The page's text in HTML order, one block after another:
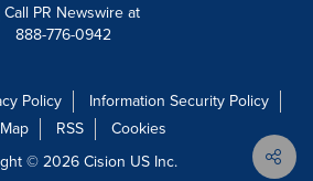
Call PR Newswire at
888-776-0942
Policy
Information Security Policy
RSS
Cookies
© 2026Cision US Inc.